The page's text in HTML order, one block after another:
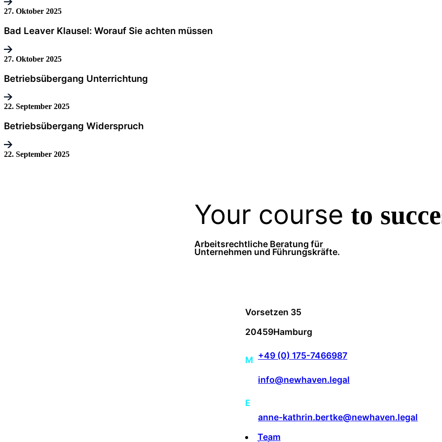
27. Oktober 2025
Bad Leaver Klausel: Worauf Sie achten müssen
27. Oktober 2025
Betriebsübergang Unterrichtung
22. September 2025
Betriebsübergang Widerspruch
22. September 2025
Your course to
Arbeitsrechtliche Beratung für
Unternehmen und Führungskräfte.
Vorsetzen 35
20459Hamburg
M +49 (0) 175-7466987
E
info@newhaven.legal
anne-kathrin.bertke@newhaven.legal
Team